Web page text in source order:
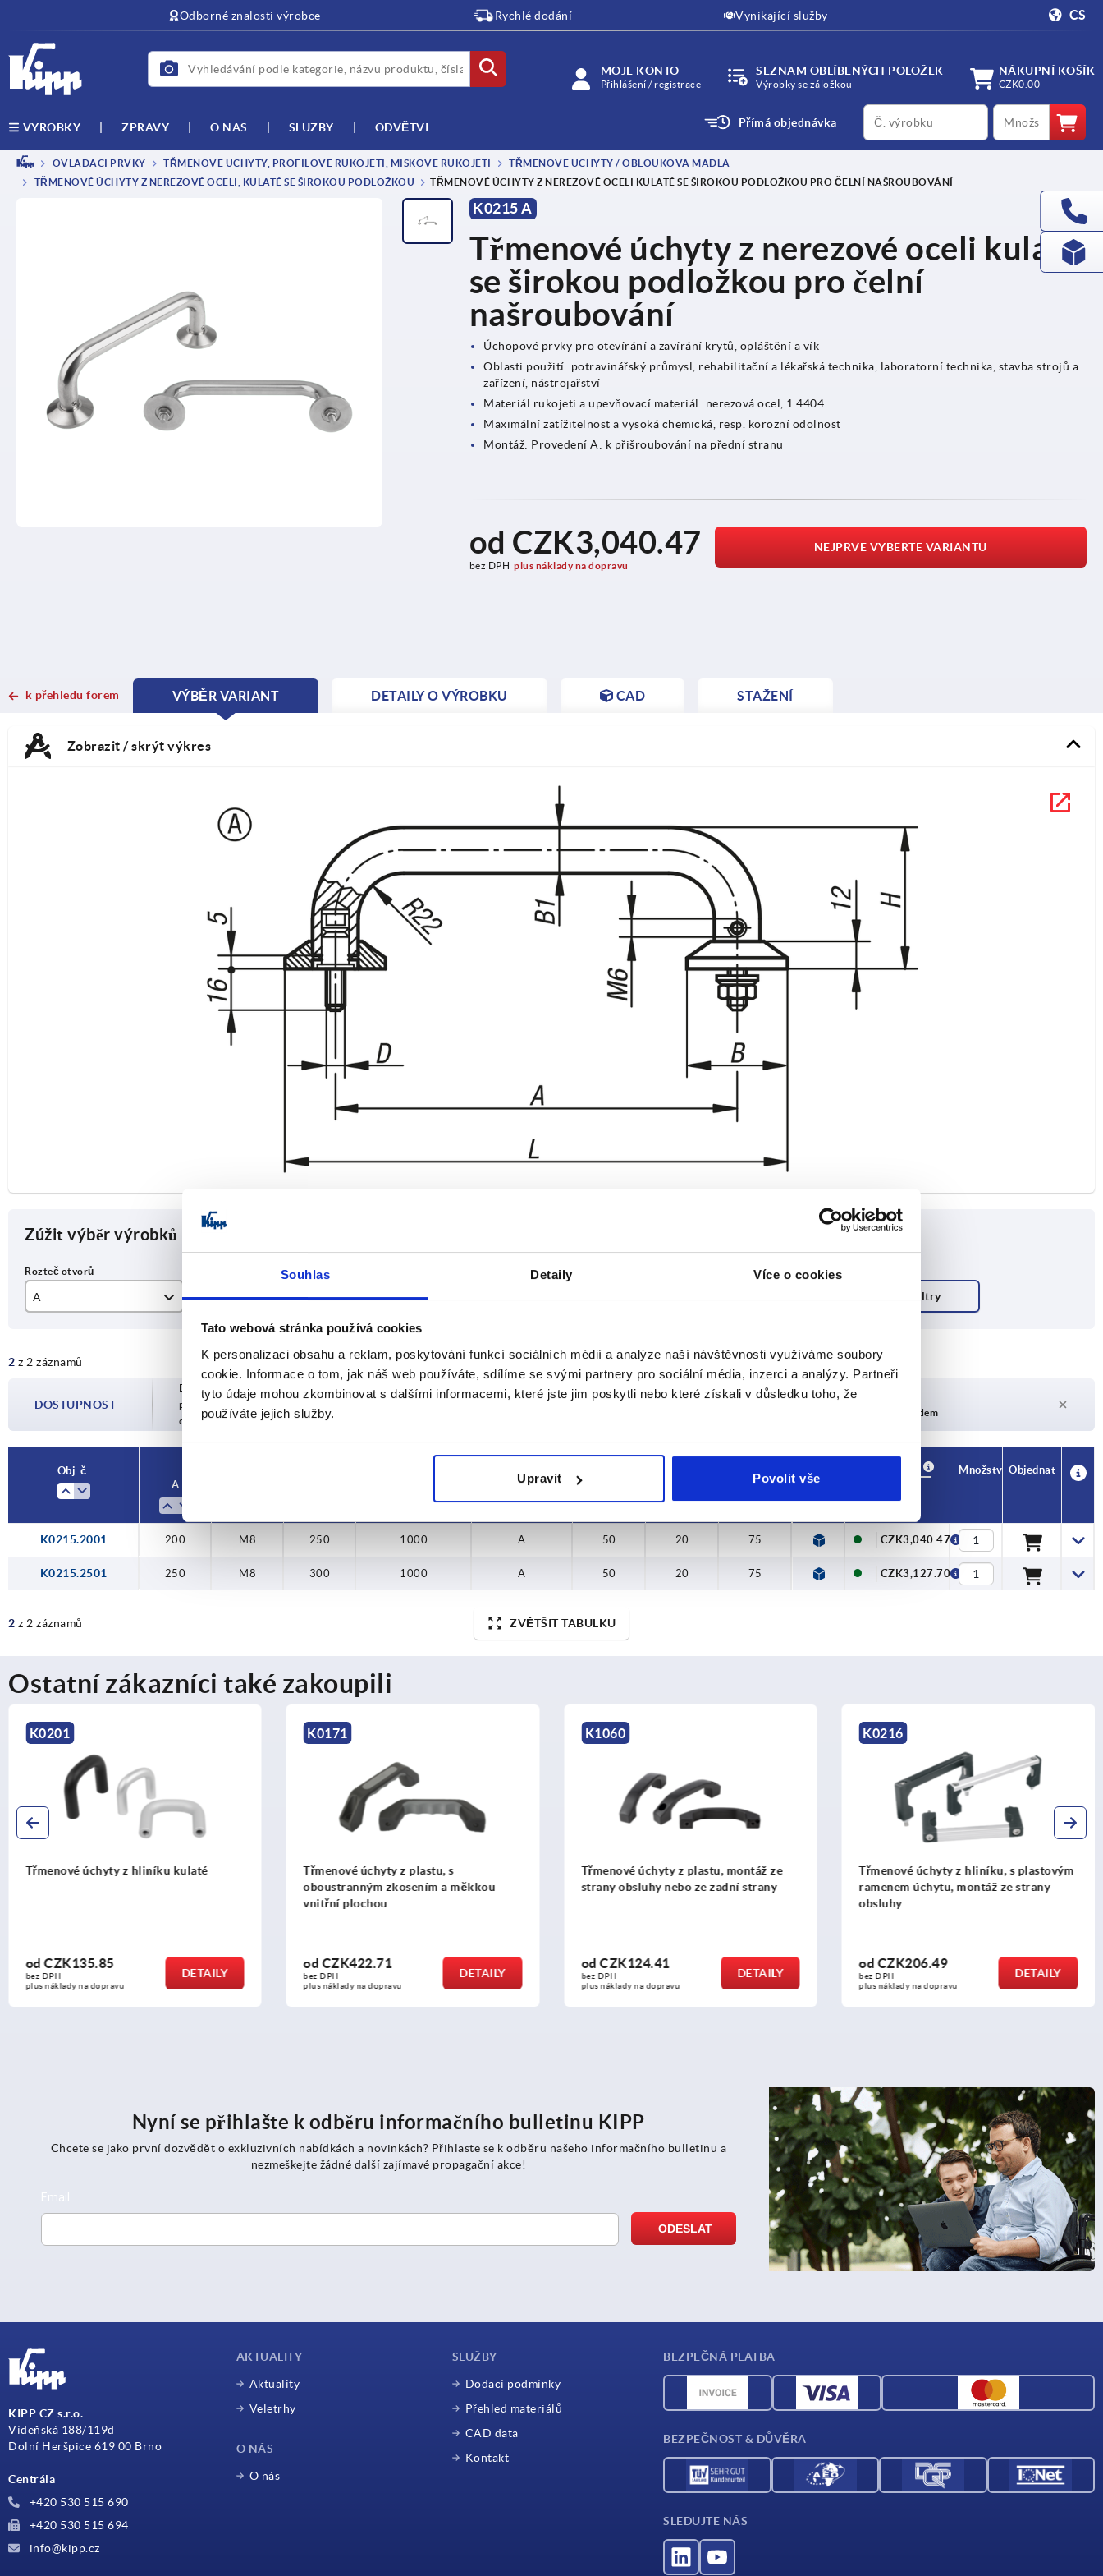
Souhlas Detaily Více o cookies
Tato webová stránka používá cookies
K personalizaci obsahu a reklam, poskytování funkcí sociálních médií a analýze naší návštěvnosti využíváme soubory
cookie. Informace o tom, jak náš web používáte, sdílíme se svými partnery pro sociální média, inzerci a analýzy. Partneři
tyto údaje mohou zkombinovat s dalšími informacemi, které jste jim poskytli nebo které získali v důsledku toho, že
používáte jejich služby.
Upravit Povolit vše
Odborné znalosti výrobce Rychlé dodání Vynikající služby CS
MOJE KONTO
Přihlášení / registrace
SEZNAM OBLÍBENÝCH POLOŽEK
Výrobky se záložkou
NÁKUPNÍ KOŠÍK
CZK0.00
VÝROBKY ZPRÁVY O NÁS SLUŽBY ODVĚTVÍ Přímá objednávka
productCode qty
OVLÁDACÍ PRVKY TŘMENOVÉ ÚCHYTY, PROFILOVÉ RUKOJETI, MISKOVÉ RUKOJETI
TŘMENOVÉ ÚCHYTY / OBLOUKOVÁ MADLA
TŘMENOVÉ ÚCHYTY Z NEREZOVÉ OCELI, KULATÉ SE ŠIROKOU PODLOŽKOU
TŘMENOVÉ ÚCHYTY Z NEREZOVÉ OCELI KULATÉ SE ŠIROKOU PODLOŽKOU PRO ČELNÍ NAŠROUBOVÁNÍ
K0215 A
Třmenové úchyty z nerezové oceli kulaté
se širokou podložkou pro čelní
našroubování
Úchopové prvky pro otevírání a zavírání krytů, opláštění a vík
Oblasti použití: potravinářský průmysl, rehabilitační a lékařská technika, laboratorní technika, stavba strojů a
zařízení, nástrojařství
Materiál rukojeti a upevňovací materiál: nerezová ocel, 1.4404
Maximální zatížitelnost a vysoká chemická, resp. korozní odolnost
Montáž: Provedení A: k přišroubování na přední stranu
od CZK3,040.47
bez DPH plus náklady na dopravu
NEJPRVE VYBERTE VARIANTU
k přehledu forem
VÝBĚR VARIANT
CURRENT
CURRENT
DETAILY O VÝROBKU CAD STAŽENÍ
Zobrazit / skrýt výkres
Zúžit výběr výrobků
A
250
D
M8
L
250
300
Nosná síla N Provedení
2 z 2 záznamů ZVĚTŠIT TABULKU
DOSTUPNOST
Dostupnost je aktualizována několikrát denně v pravidelných intervalech. O
potvrzeném datu odeslání budete informováni v posledním kroku před dokončením
objednávky.
1-3 Dní
Doba dodání na vyžádání
V současné době není skladem
Obj. č.
A
Provedení H
CAD Množství Objednat
K0215.2001 200 M8 250 1000 A 50 20 75 CZK3,040.47
K0215.2501 250 M8 300 1000 A 50 20 75 CZK3,127.70
2 z 2 záznamů ZVĚTŠIT TABULKU
Ostatní zákazníci také zakoupili
K0171
Třmenové úchyty z plastu, s
odCZK422.71
bez DPH
plus náklady na dopravu
DETAILY
K1060
Třmenové úchyty z plastu, montáž ze
strany obsluhy nebo ze zadní strany
odCZK124.41
bez DPH
plus náklady na dopravu
DETAILY
K0216
Třmenové úchyty z hliníku, s plastovým
ramenem úchytu, montáž ze strany
odCZK206.49
bez DPH
plus náklady na dopravu
DETAILY
K0203
Třmenové úchyty z oceli, s ramenem s
plastovým potahem
odCZK297.44
bez DPH
plus náklady na dopravu
DETAILY
Nyní se přihlašte k odběru informačního bulletinu KIPP
Chcete se jako první dozvědět o exkluzivních nabídkách a novinkách? Přihlaste se k odběru našeho informačního bulletinu a
nezmeškejte žádné další zajímavé propagační akce!
KIPP CZ s.r.o.
Vídeňská 188/119d
Dolní Heršpice 619 00 Brno
Centrála
+420 530 515 690
+420 530 515 694
info@kipp.cz
AKTUALITY
Aktuality
Veletrhy
O NÁS
O nás
SLUŽBY
Dodací podmínky
Přehled materiálů
CAD data
Kontakt
BEZPEČNÁ PLATBA
BEZPEČNOST & DŮVĚRA
SLEDUJTE NÁS